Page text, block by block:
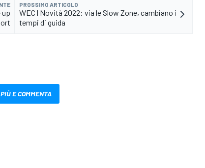
up
PROSSIMO ARTICOLO
WEC | Novità 2022: via le Slow Zone, cambiano i
tempi di guida
E COMMENTA